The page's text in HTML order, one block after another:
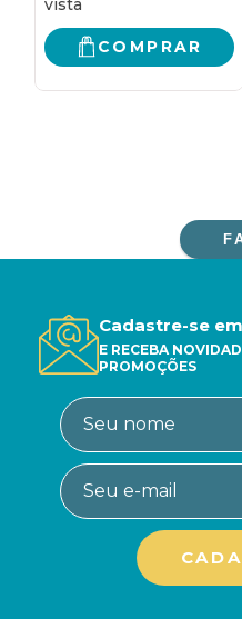
COMPRAR
Cadastre-se
E RECEBA
PROMOÇÕES